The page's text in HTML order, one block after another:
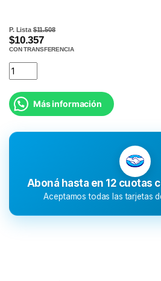
P. Lista$11.508
$10.357
CON TRANSFERENCIA
Más información
Aboná hasta en 12 cuotas
Aceptamos todas las tarjetas